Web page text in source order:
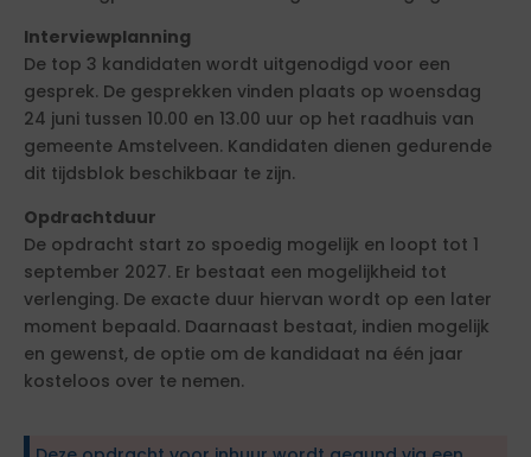
Interviewplanning
De top 3 kandidaten wordt uitgenodigd voor een
gesprek. De gesprekken vinden plaats op woensdag
24 juni tussen 10.00 en 13.00 uur op het raadhuis van
gemeente Amstelveen. Kandidaten dienen gedurende
dit tijdsblok beschikbaar te zijn.
Opdrachtduur
De opdracht start zo spoedig mogelijk en loopt tot 1
september 2027. Er bestaat een mogelijkheid tot
verlenging. De exacte duur hiervan wordt op een later
moment bepaald. Daarnaast bestaat, indien mogelijk
en gewenst, de optie om de kandidaat na één jaar
kosteloos over te nemen.